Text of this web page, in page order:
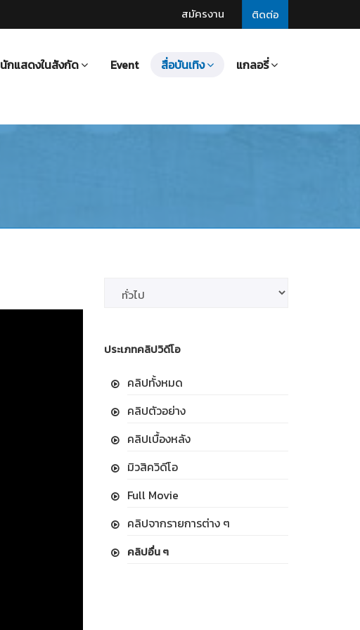
ติดต่อ
สมัครงาน
นักแสดงในสังกัด Event สื่อบันเทิง แกลอรี่
ประเภทคลิปวิดีโอ
คลิปทั้งหมด
คลิปตัวอย่าง
คลิปเบื้องหลัง
มิวสิควิดีโอ
Full Movie
คลิปจากรายการต่าง ๆ
คลิปอื่น ๆ